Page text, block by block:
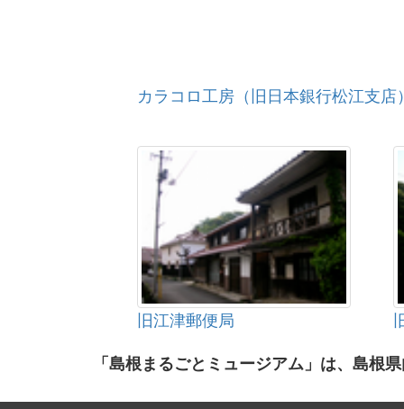
カラコロ工房（旧日本銀行松江支店
旧江津郵便局
「島根まるごとミュージアム」は、島根